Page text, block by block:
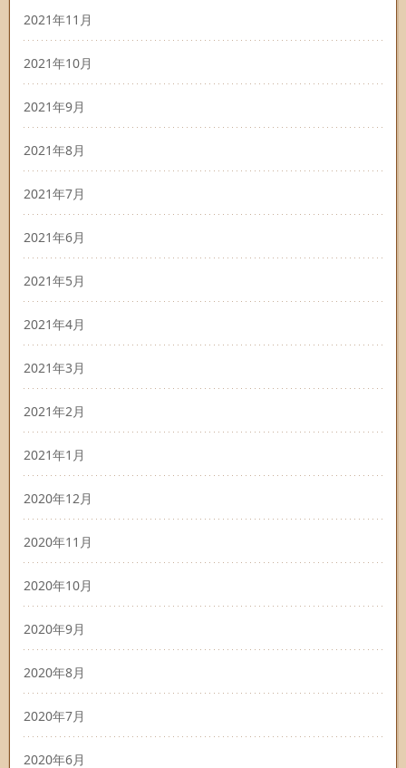
2021年11月
2021年10月
2021年9月
2021年8月
2021年7月
2021年6月
2021年5月
2021年4月
2021年3月
2021年2月
2021年1月
2020年12月
2020年11月
2020年10月
2020年9月
2020年8月
2020年7月
2020年6月